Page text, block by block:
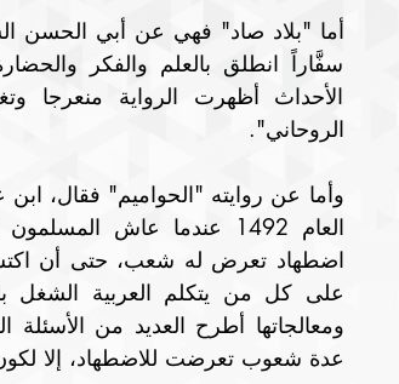
الروحاني".
عدة شعوب تعرضت للاضطهاد، إلا